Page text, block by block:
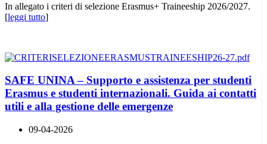
In allegato i criteri di selezione Erasmus+ Traineeship 2026/2027.
[leggi tutto]
SAFE UNINA – Supporto e assistenza per studenti
Erasmus e studenti internazionali. Guida ai contatti
utili e alla gestione delle emergenze
09-04-2026